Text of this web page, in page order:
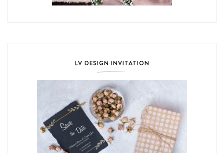
LV DESIGN INVITATION